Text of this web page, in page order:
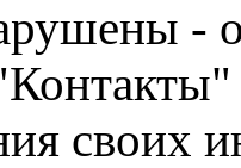
-
своих